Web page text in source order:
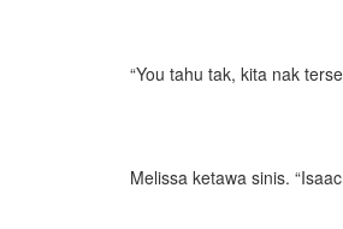
“You tahu tak, kita nak
Melissa ketawa sinis.